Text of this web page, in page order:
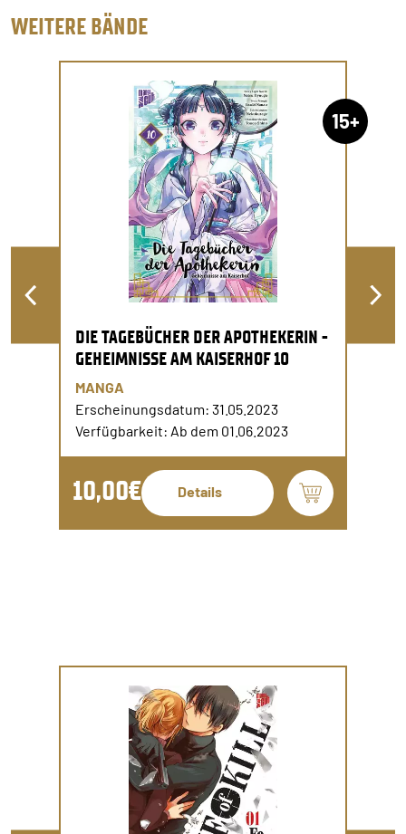
WEITERE BÄNDE
15+
DIE TAGEBÜCHER DER APOTHEKERIN -
GEHEIMNISSE AM KAISERHOF 10
MANGA
Erscheinungsdatum: 31.05.2023
Verfügbarkeit: Ab dem 01.06.2023
10,00€ Details